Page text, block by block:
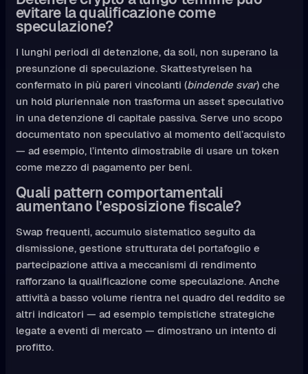
evitare la qualificazione come
speculazione?
I lunghi periodi di detenzione, da soli, non superano la
presunzione di speculazione. Skattestyrelsen ha
confermato in più pareri vincolanti (bindende svar) che
un hold pluriennale non trasforma un asset speculativo
in una detenzione di capitale passiva. Serve uno scopo
documentato non speculativo al momento dell’acquisto
— ad esempio, l’intento dimostrabile di usare un token
come mezzo di pagamento per beni.
Quali pattern comportamentali
aumentano l’esposizione fiscale?
Swap frequenti, accumulo sistematico seguito da
dismissione, gestione strutturata del portafoglio e
partecipazione attiva a meccanismi di rendimento
rafforzano la qualificazione come speculazione. Anche
attività a basso volume rientra nel quadro del reddito se
altri indicatori — ad esempio tempistiche strategiche
legate a eventi di mercato — dimostrano un intento di
profitto.